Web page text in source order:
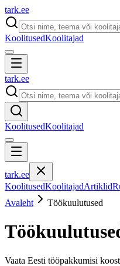
tark.ee
KoolitusedKoolitajad
tark.ee
KoolitusedKoolitajad
tark.ee
KoolitusedKoolitajadArtiklid
Avaleht
Töökuulutused
Vaata Eesti tööpakkumisi